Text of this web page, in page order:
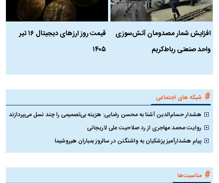
افزایش شمار مصدومان آتش‌سوزی
واحد صنعتی رباط‌کریم
قیمت روز ارز‌های دیجیتال ۱۶ تیر
۱۴۰۵
# شبکه های اجتماعی
هشدار حسام‌الدین آشنا به محسن رضایی: هزینه بی‌تصمیمی را چند نسل می‌پردازند
روایت محمد مهاجری از رد صلاحیت علی لاریجانی
پیام هشدارآمیز پزشکیان به واشنگتن در سالروز بمباران هیروشیما
# مناسبت‌ها